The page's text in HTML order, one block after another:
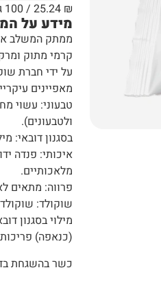
25.24 ₪ / 100 ג׳
מידע על
ממתק המשלב
קרמי מתוק
על ידי חברת
מאפיינים
טבעוני: עשוי
ולטבעונים).
בסגנון דובאי:
איכותי: פנדה
מלאכותיים.
פרווה: מתאים
שוקולד:
מילוי בסגנון
(כנאפה)
כשר בהשגחת